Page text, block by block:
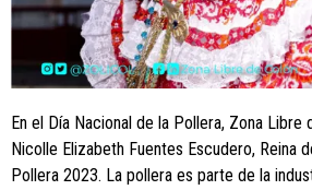
En el Día Nacional de la Pollera, Zona Libre
Nicolle Elizabeth Fuentes Escudero, Reina
Pollera 2023. La pollera es parte de la